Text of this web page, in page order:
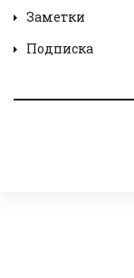
Заметки
Подписка